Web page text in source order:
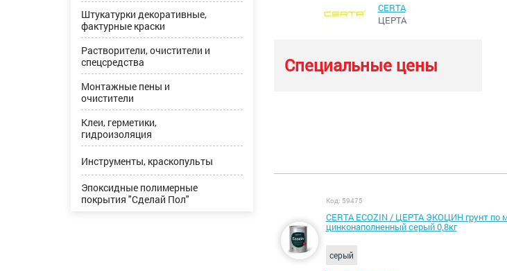
Штукатурки декоративные,
фактурные краски
Растворители, очистители и
спецсредства
Монтажные пены и
очистители
Клеи, герметики,
гидроизоляция
Инструменты, краскопульты
Эпоксидные полимерные
покрытия "Сделай Пол"
CERTA
ЦЕРТА
Специальные цены
Код: 59475
CERTA ECOZIN / ЦЕРТА ЭКОЦИН грунт по
цинконаполненный серый 0,8кг
серый